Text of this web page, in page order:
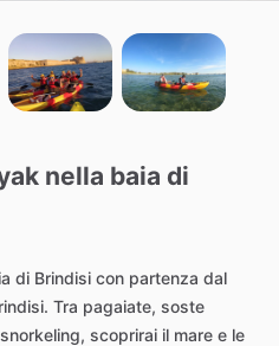
nella baia di
di Brindisi con partenza dal
Tra pagaiate, soste
snorkeling, scoprirai il mare e le